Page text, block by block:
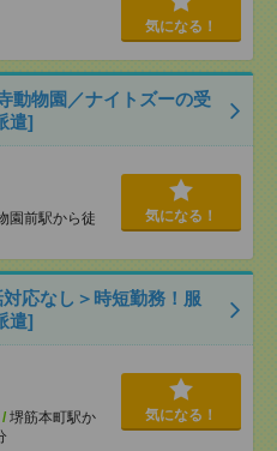
気になる！
物園／ナイトズーの受
遣]
園前駅から徒
気になる！
応なし＞時短勤務！服
遣]
/ 堺筋本町駅か
気になる！